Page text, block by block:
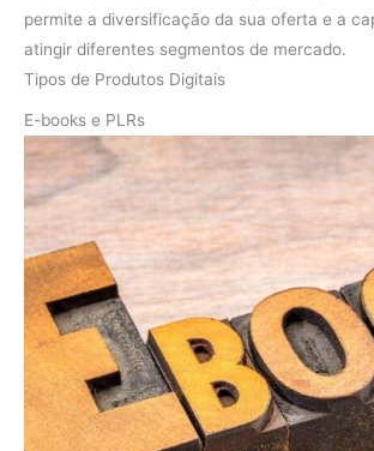
permite a diversificação da sua oferta e a
atingir diferentes segmentos de mercado.
Tipos de Produtos Digitais
E-books e PLRs